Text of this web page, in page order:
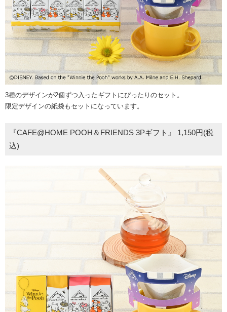
3種のデザインが2個ずつ入ったギフトにぴったりのセット。
限定デザインの紙袋もセットになっています。
『CAFE@HOME POOH＆FRIENDS 3Pギフト』 1,150円(税
込)